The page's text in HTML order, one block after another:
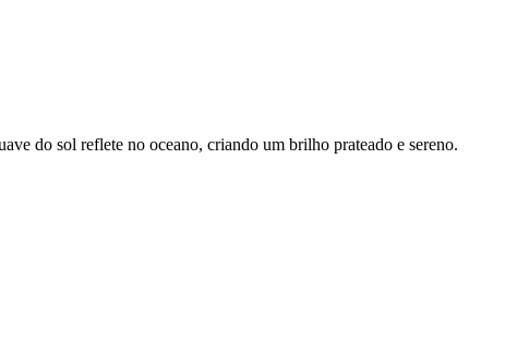
do sol reflete no oceano, criando um brilho prateado e sereno.